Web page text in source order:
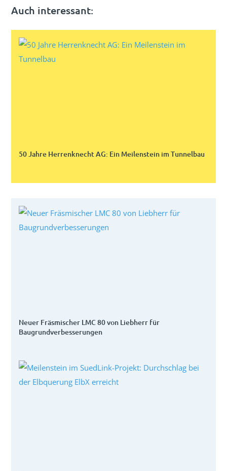
Auch interessant:
50 Jahre Herrenknecht AG: Ein Meilenstein im Tunnelbau
Neuer Fräsmischer LMC 80 von Liebherr für
Baugrundverbesserungen